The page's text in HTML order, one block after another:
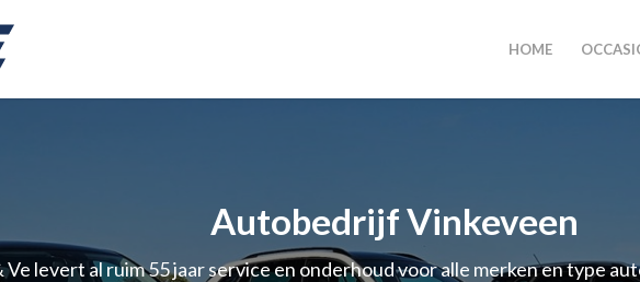
HOME
Autobedrijf Vinkeveen
levert al ruim 55 jaar service en onderhoud voor alle merken en type